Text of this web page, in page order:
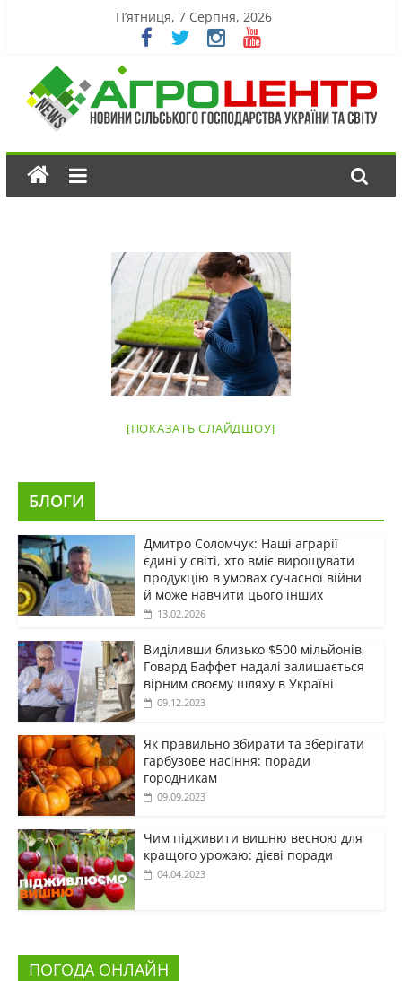
П’ятниця, 7 Серпня, 2026
[ПОКАЗАТЬ СЛАЙДШОУ]
БЛОГИ
Дмитро Соломчук: Наші аграрії
єдині у світі, хто вміє вирощувати
продукцію в умовах сучасної війни
й може навчити цього інших
13.02.2026
Виділивши близько $500 мільйонів,
Говард Баффет надалі залишається
вірним своєму шляху в Україні
09.12.2023
Як правильно збирати та зберігати
гарбузове насіння: поради
городникам
09.09.2023
Чим підживити вишню весною для
кращого урожаю: дієві поради
04.04.2023
ПОГОДА ОНЛАЙН